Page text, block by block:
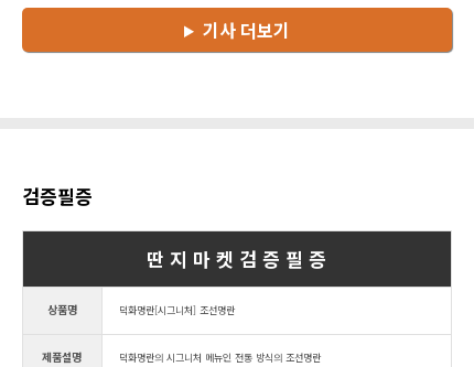
기사 더보기
검증필증
딴 지 마 켓 검 증 필 증
상품명 덕화명란[시그니처] 조선명란
제품설명 덕화명란의 시그니처 메뉴인 전통 방식의 조선명란